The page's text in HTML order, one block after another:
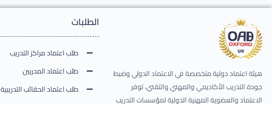
هيئة اعتماد دولية متخصصة في الاعتماد الدولي وضبط
جودة التدريب الأكاديمي والمهني والتقني، توفر
الاعتماد والعضوية المهنية الدولية لمؤسسات التدريب
الطلبات
طلب اعتماد مراكز التدريب
طلب اعتماد المدربين
طلب اعتماد الحقائب التدريبية